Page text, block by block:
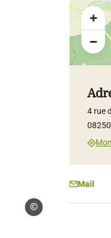
Droits gérés
4 rue
Mail